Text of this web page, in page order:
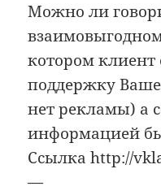
Можно ли
котором
поддержку
нет рекламы) а
информацией
Ссылка http://
—